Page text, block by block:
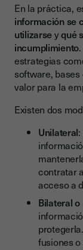
En la práctica,
información se
utilizarseyqué
incumplimiento
estrategias
software,
valor para la
Existen dos
Unilateral
contratar
acceso a
Bilateral
fusiones